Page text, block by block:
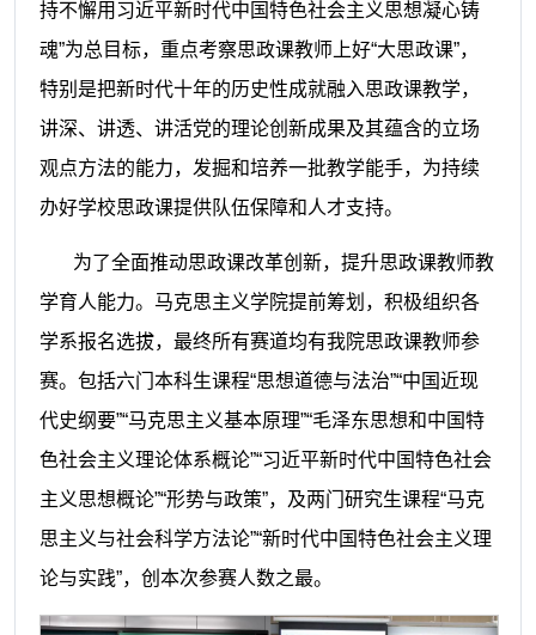
持不懈用习近平新时代中国特色社会主义思想凝心铸
魂”为总目标，重点考察思政课教师上好“大思政课”，
特别是把新时代十年的历史性成就融入思政课教学，
讲深、讲透、讲活党的理论创新成果及其蕴含的立场
观点方法的能力，发掘和培养一批教学能手，为持续
办好学校思政课提供队伍保障和人才支持。
为了全面推动思政课改革创新， 提升思政课教师教
学育人能力。马克思主义学院提前筹划 ， 积极组织各
学系报名选拔，最终所有赛道均有我院思政课教师参
赛。包括六门本科生课程“思想道德与法治”“中国近现
代史纲要”“马克思主义基本原理”“毛泽东思想和中国特
色社会主义理论体系概论”“习近平新时代中国特色社会
主义思想概论”“形势与政策”， 及两门研究生课程“马克
思主义与社会科学方法论”“新时代中国特色社会主义理
论与实践”，创本次参赛人数之最。